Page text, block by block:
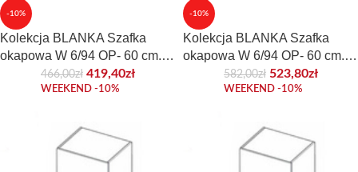
-10%
Kolekcja BLANKA Szafka
okapowa W 6/94 OP- 60 cm.
Front laminowany.
466,00zł 419,40zł
WEEKEND -10%
-10%
Kolekcja BLANKA Szafka
okapowa W 6/94 OP- 60 cm.
Front połyskowy lub akrylowy.
582,00zł 523,80zł
WEEKEND -10%